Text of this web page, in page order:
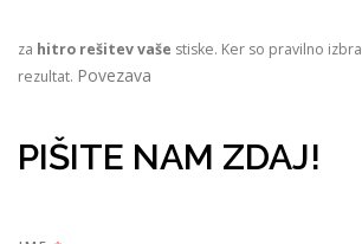
za hitro rešitev vaše stiske. Ker so pravilno
rezultat. Povezava
PIŠITE NAM ZDAJ!